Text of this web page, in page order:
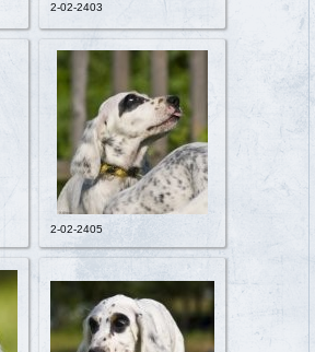
2-02-2403
2-02-2405